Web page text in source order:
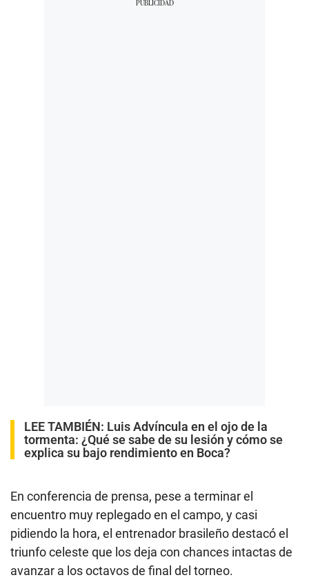
LEE TAMBIÉN: Luis Advíncula en el ojo de la
tormenta: ¿Qué se sabe de su lesión y cómo se
explica su bajo rendimiento en Boca?
En conferencia de prensa, pese a terminar el
encuentro muy replegado en el campo, y casi
pidiendo la hora, el entrenador brasileño destacó el
triunfo celeste que los deja con chances intactas de
avanzar a los octavos de final del torneo.